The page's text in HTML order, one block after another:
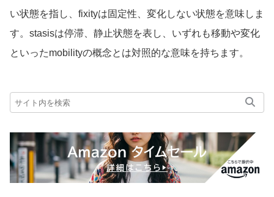
い状態を指し、fixityは固定性、変化しない状態を意味しま
す。stasisは停滞、静止状態を表し、いずれも移動や変化
といったmobilityの概念とは対照的な意味を持ちます。